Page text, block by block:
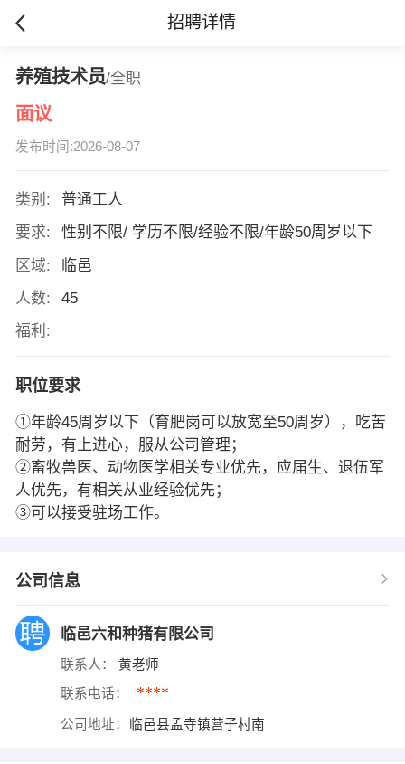
招聘详情
养殖技术员/全职
面议
发布时间:2026-08-07
类别:
普通工人
要求:
性别不限/ 学历不限/经验不限/年龄50周岁以下
区域:
临邑
人数:
45
福利:
职位要求
①年龄45周岁以下（育肥岗可以放宽至50周岁），吃苦
耐劳，有上进心，服从公司管理；
②畜牧兽医、动物医学相关专业优先，应届生、退伍军
人优先，有相关从业经验优先；
③可以接受驻场工作。
公司信息
临邑六和种猪有限公司
联系人： 黄老师
联系电话： ****
公司地址： 临邑县孟寺镇营子村南